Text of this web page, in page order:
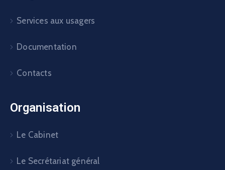
Services aux usagers
Documentation
Contacts
Organisation
Le Cabinet
Le Secrétariat général